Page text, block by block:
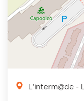
L’interm@de -